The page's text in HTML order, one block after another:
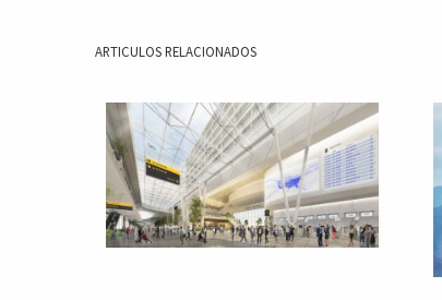
ARTICULOS RELACIONADOS